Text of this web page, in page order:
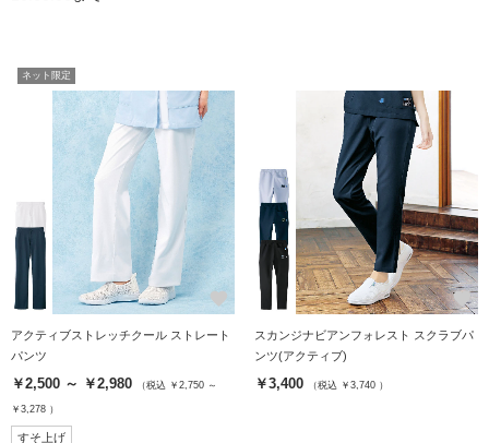
ネット限定
favorite
アクティブストレッチクール ストレート
パンツ
￥2,500 ～ ￥2,980 （税込 ￥2,750 ～
￥3,278 ）
すそ上げ
favorite
スカンジナビアンフォレスト スクラブパ
ンツ(アクティブ)
￥3,400 （税込 ￥3,740 ）